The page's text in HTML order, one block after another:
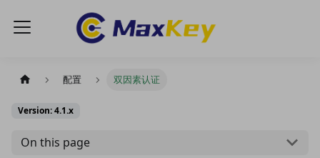
配置 双因素认证
Version: 4.1.x
On this page